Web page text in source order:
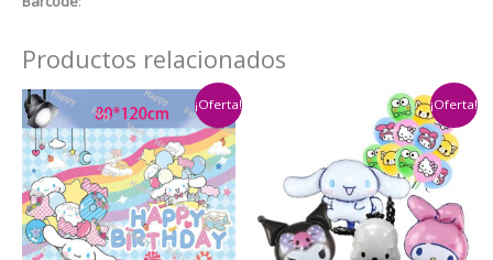
Productos relacionados
¡Oferta! ¡Oferta!